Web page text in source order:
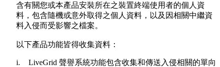
含有關您或本產品安裝所在之裝置終端使用者的個人資
料，包含隨機或意外取得之個人資料，以及因相關中繼資
料入侵而受影響之檔案。
以下產品功能皆得收集資料：
i.
LiveGrid 聲譽系統功能包含收集和傳送入侵相關的單向